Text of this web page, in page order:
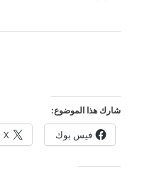
شارك هذا الموضوع:
فيس بوك X